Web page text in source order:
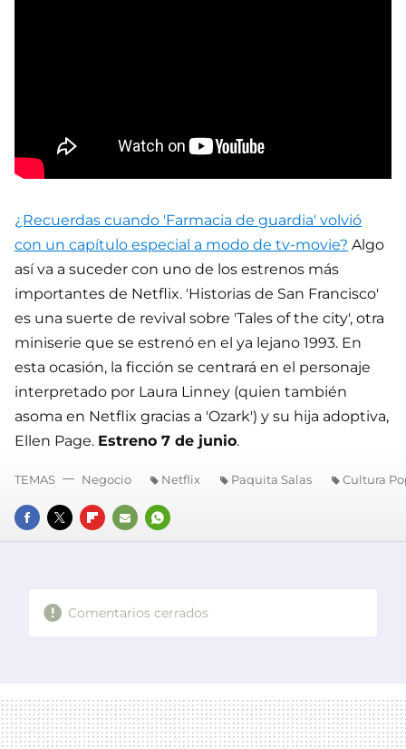
¿Recuerdas cuando 'Farmacia de guardia' volvió
con un capítulo especial a modo de tv-movie? Algo
así va a suceder con uno de los estrenos más
importantes de Netflix. 'Historias de San Francisco'
es una suerte de revival sobre 'Tales of the city', otra
miniserie que se estrenó en el ya lejano 1993. En
esta ocasión, la ficción se centrará en el personaje
interpretado por Laura Linney (quien también
asoma en Netflix gracias a 'Ozark') y su hija adoptiva,
Ellen Page. Estreno 7 de junio.
FACEBOOK
TWITTERFLIPBOARD
E-
WHATSAPP
TEMAS Negocio Netflix Paquita Salas Cultura
Comentarios cerrados